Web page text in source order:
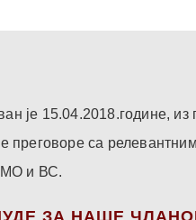
је 15.04.2018.године,
преговоре са
и ВС.
ЗА НАШЕ